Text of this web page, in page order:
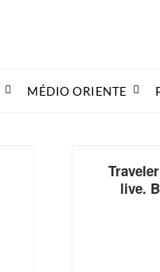
MÉDIO ORIENTE
live.